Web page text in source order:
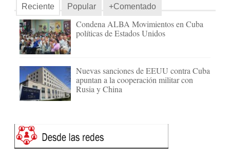
Reciente Popular +Comentado
Condena ALBA Movimientos en Cuba
políticas de Estados Unidos
Nuevas sanciones de EEUU contra Cuba
apuntan a la cooperación militar con
Rusia y China